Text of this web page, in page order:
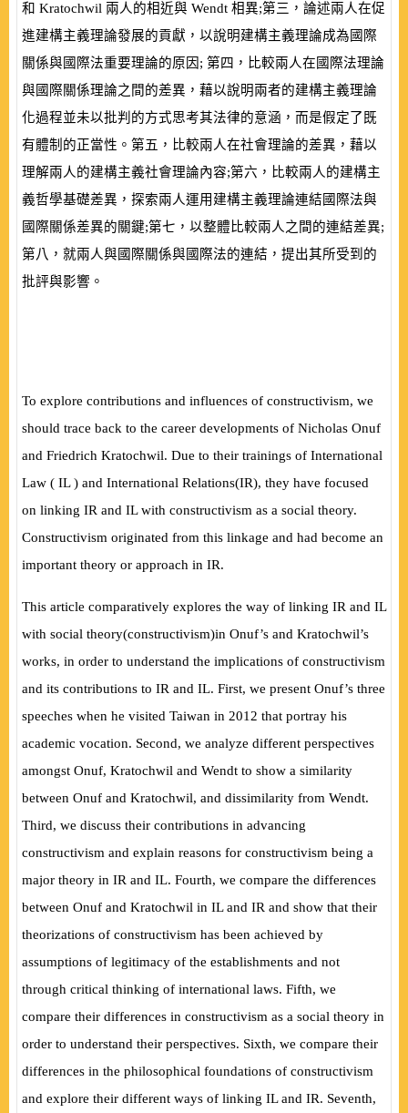
和 Kratochwil 兩人的相近與 Wendt 相異;第三，論述兩人在促
進建構主義理論發展的貢獻，以說明建構主義理論成為國際
關係與國際法重要理論的原因; 第四，比較兩人在國際法理論
與國際關係理論之間的差異，藉以說明兩者的建構主義理論
化過程並未以批判的方式思考其法律的意涵，而是假定了既
有體制的正當性。第五，比較兩人在社會理論的差異，藉以
理解兩人的建構主義社會理論內容;第六，比較兩人的建構主
義哲學基礎差異，探索兩人運用建構主義理論連結國際法與
國際關係差異的關鍵;第七，以整體比較兩人之間的連結差異;
第八，就兩人與國際關係與國際法的連結，提出其所受到的
批評與影響。
To explore contributions and influences of constructivism, we
should trace back to the career developments of Nicholas Onuf
and Friedrich Kratochwil. Due to their trainings of International
Law ( IL) and International Relations(IR), they have focused
on linking IR and IL with constructivism as a social theory.
Constructivism originated from this linkage and had become an
important theory or approach in IR.
This article comparatively explores the way of linking IR and IL
with social theory(constructivism)in Onuf’s and Kratochwil’s
works, in order to understand the implications of constructivism
and its contributions to IR and IL. First, we present Onuf’s three
speeches when he visited Taiwan in 2012 that portray his
academic vocation. Second, we analyze different perspectives
amongst Onuf, Kratochwil and Wendt to show a similarity
between Onuf and Kratochwil, and dissimilarity from Wendt.
Third, we discuss their contributions in advancing
constructivism and explain reasons for constructivism being a
major theory in IR and IL. Fourth, we compare the differences
between Onuf and Kratochwil in IL and IR and show that their
theorizations of constructivism has been achieved by
assumptions of legitimacy of the establishments and not
through critical thinking of international laws. Fifth, we
compare their differences in constructivism as a social theory in
order to understand their perspectives. Sixth, we compare their
differences in the philosophical foundations of constructivism
and explore their different ways of linking IL and IR. Seventh,